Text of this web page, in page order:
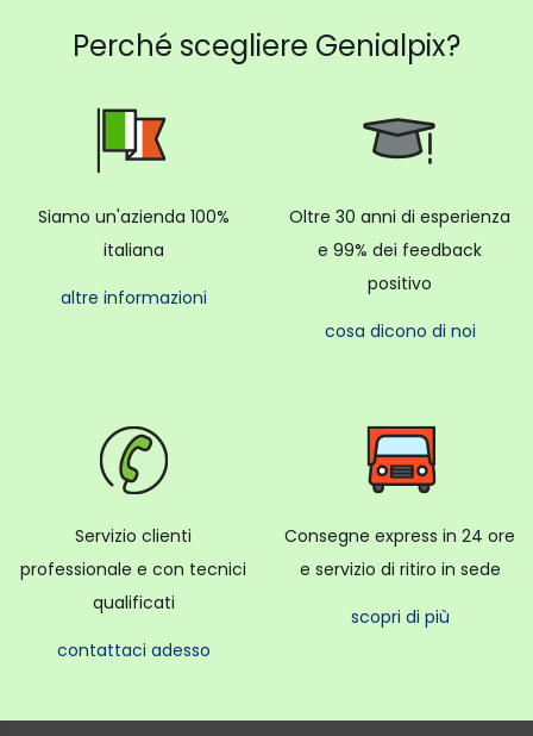
Perché scegliere Genialpix?
Siamo un'azienda 100%
italiana
altre informazioni
Oltre 30 anni di esperienza
e 99% dei feedback
positivo
cosa dicono di noi
Servizio clienti
professionale e con tecnici
qualificati
contattaci adesso
Consegne express in 24 ore
e servizio di ritiro in sede
scopri di più